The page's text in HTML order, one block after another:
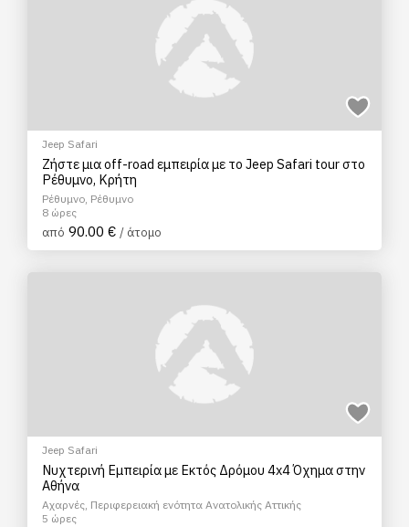
Jeep Safari
Ζήστε μια off-road εμπειρία με το Jeep Safari tour στο
Ρέθυμνο, Κρήτη
Ρέθυμνο, Ρέθυμνο
8 ώρες
από 90.00 € / άτομο
Jeep Safari
Νυχτερινή Εμπειρία με Εκτός Δρόμου 4x4 Όχημα στην
Αθήνα
Αχαρνές, Περιφερειακή ενότητα Ανατολικής Αττικής
5 ώρες